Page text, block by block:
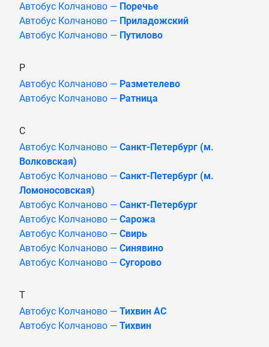
Автобус Колчаново — Поречье
Автобус Колчаново — Приладожский
Автобус Колчаново — Путилово
Р
Автобус Колчаново — Разметелево
Автобус Колчаново — Ратница
С
Автобус Колчаново — Санкт-Петербург (м.
Волковская)
Автобус Колчаново — Санкт-Петербург (м.
Ломоносовская)
Автобус Колчаново — Санкт-Петербург
Автобус Колчаново — Сарожа
Автобус Колчаново — Свирь
Автобус Колчаново — Синявино
Автобус Колчаново — Сугорово
Т
Автобус Колчаново — Тихвин АС
Автобус Колчаново — Тихвин